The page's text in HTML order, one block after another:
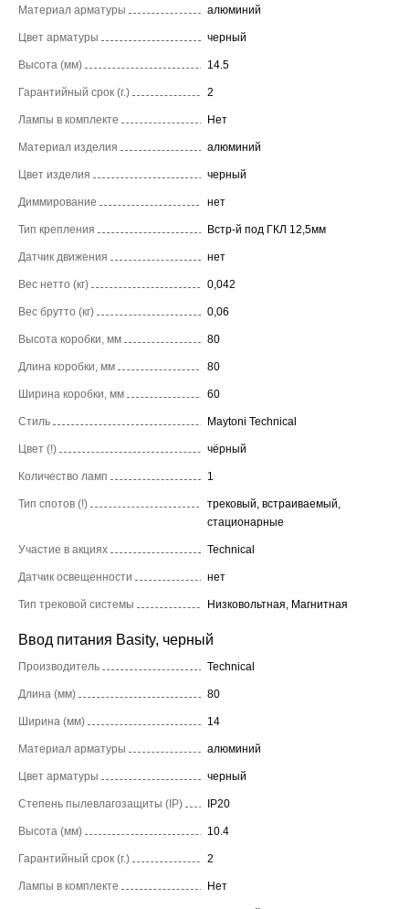
Материал арматуры алюминий
Цвет арматуры черный
Высота (мм) 14.5
Гарантийный срок (г.) 2
Лампы в комплекте Нет
Материал изделия алюминий
Цвет изделия черный
Диммирование нет
Тип крепления Встр-й под ГКЛ 12,5мм
Датчик движения нет
Вес нетто (кг) 0,042
Вес брутто (кг) 0,06
Высота коробки, мм 80
Длина коробки, мм 80
Ширина коробки, мм 60
Стиль Maytoni Technical
Цвет (!) чёрный
Количество ламп 1
Тип спотов (!)
трековый, встраиваемый,
стационарные
Участие в акциях Technical
Датчик освещенности нет
Тип трековой системы Низковольтная, Магнитная
Ввод питания Basity, черный
Производитель Technical
Длина (мм) 80
Ширина (мм) 14
Материал арматуры алюминий
Цвет арматуры черный
Степень пылевлагозащиты (IP) IP20
Высота (мм) 10.4
Гарантийный срок (г.) 2
Лампы в комплекте Нет